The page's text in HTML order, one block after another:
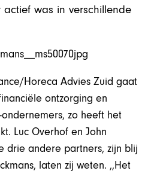
was in verschillende
Horeca Advies Zuid gaat
ontzorging en
zo heeft het
Luc Overhof en John
drie andere partners, zijn blij
laten zij weten. ,,Het